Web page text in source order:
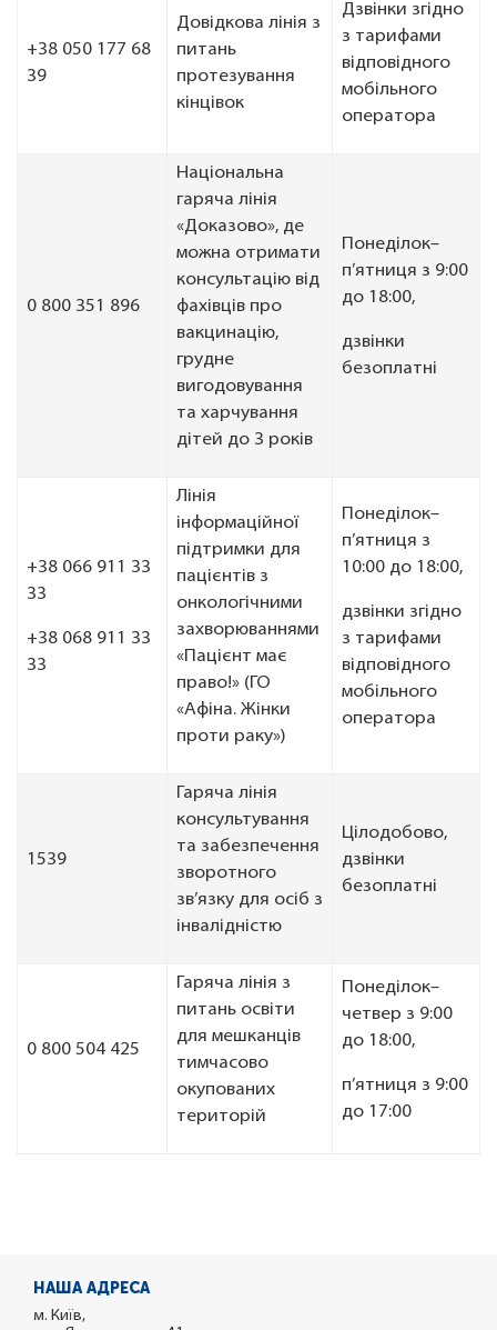
+38 050 177 68
39
Довідкова лінія з
питань
протезування
кінцівок
Дзвінки згідно
з тарифами
відповідного
мобільного
оператора
0 800 351 896
Національна
гаряча лінія
«Доказово», де
можна отримати
консультацію від
фахівців про
вакцинацію,
грудне
вигодовування
та харчування
дітей до 3 років
Понеділок–
п’ятниця з 9:00
до 18:00,
дзвінки
безоплатні
+38 066 911 33
33
+38 068 911 33
33
Лінія
інформаційної
підтримки для
пацієнтів з
онкологічними
захворюваннями
«Пацієнт має
право!» (ГО
«Афіна. Жінки
проти раку»)
Понеділок–
п’ятниця з
10:00 до 18:00,
дзвінки згідно
з тарифами
відповідного
мобільного
оператора
1539
Гаряча лінія
консультування
та забезпечення
зворотного
зв’язку для осіб з
інвалідністю
Цілодобово,
дзвінки
безоплатні
0 800 504 425
Гаряча лінія з
питань освіти
для мешканців
тимчасово
окупованих
територій
Понеділок–
четвер з 9:00
до 18:00,
п’ятниця з 9:00
до 17:00
НАША АДРЕСА
м. Київ,